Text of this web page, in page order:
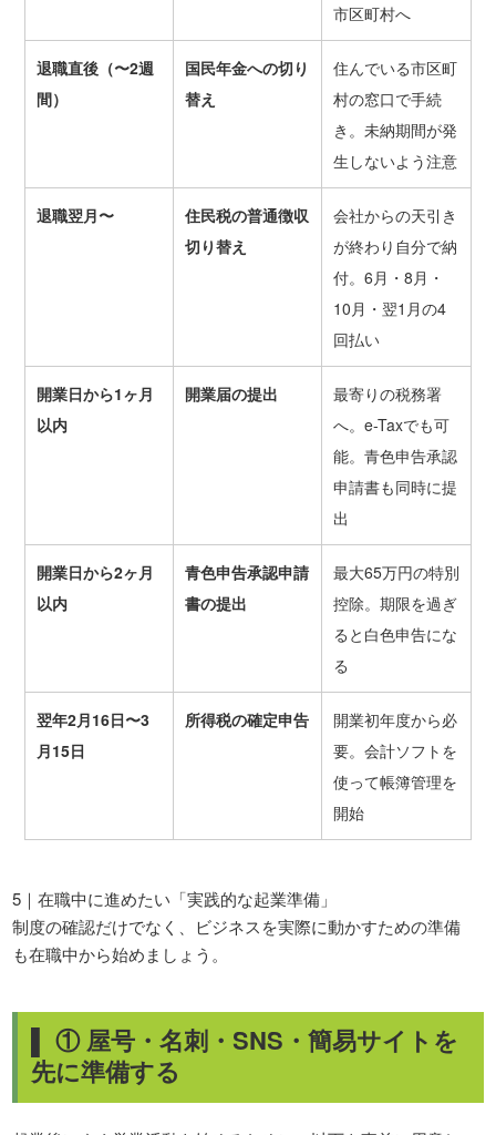
市区町村へ
退職直後（〜2週
間）
国民年金への切り
替え
住んでいる市区町
村の窓口で手続
き。未納期間が発
生しないよう注意
退職翌月〜
住民税の普通徴収
切り替え
会社からの天引き
が終わり自分で納
付。6月・8月・
10月・翌1月の4
回払い
開業日から1ヶ月
以内
開業届の提出
最寄りの税務署
へ。e-Taxでも可
能。青色申告承認
申請書も同時に提
出
開業日から2ヶ月
以内
青色申告承認申請
書の提出
最大65万円の特別
控除。期限を過ぎ
ると白色申告にな
る
翌年2月16日〜3
月15日
所得税の確定申告
開業初年度から必
要。会計ソフトを
使って帳簿管理を
開始
5｜在職中に進めたい「実践的な起業準備」
制度の確認だけでなく、ビジネスを実際に動かすための準備
も在職中から始めましょう。
▌ ① 屋号・名刺・SNS・簡易サイトを
先に準備する